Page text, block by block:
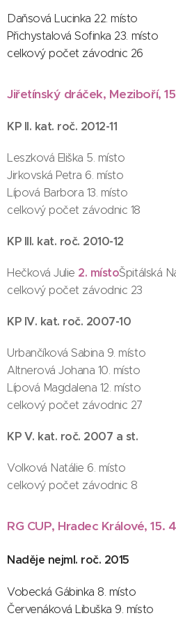
Daňsová Lucinka 22. místo
Přichystalová Sofinka 23. místo
celkový počet závodnic 26
Jiřetínský dráček, Meziboří,
KP II. kat. roč. 2012-11
Leszková Eliška 5. místo
Jirkovská Petra 6. místo
Lípová Barbora 13. místo
celkový počet závodnic 18
KP III. kat. roč. 2010-12
Hečková Julie 2. místoŠpitálská
celkový počet závodnic 23
KP IV. kat. roč. 2007-10
Urbančíková Sabina 9. místo
Altnerová Johana 10. místo
Lípová Magdalena 12. místo
celkový počet závodnic 27
KP V. kat. roč. 2007 a st.
Volková Natálie 6. místo
celkový počet závodnic 8
RG CUP, Hradec Králové, 15.
Naděje nejml. roč. 2015
Vobecká Gábinka 8. místo
Červenáková Libuška 9. místo